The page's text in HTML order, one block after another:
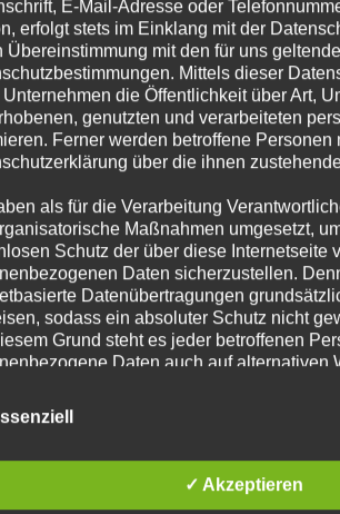
Spieldosen
E-Mail-Adresse oder
erfolgt stets im Einklang mit der
Übereinstimmung mit den für uns
Mittels dieser
Unternehmen die Öffentlichkeit über Art,
genutzten und verarbeiteten
Ferner werden betroffene Personen
über die ihnen
als für die Verarbeitung
Maßnahmen umgesetzt,
Schutz der über diese Internetseite
Daten sicherzustellen.
Datenübertragungen
sodass ein absoluter Schutz nicht
Grund steht es jeder betroffenen
Daten auch auf alternativen
beruht auf den
Richtlinien- und
Grundverordnung (DS-GVO)
✓ Akzeptieren